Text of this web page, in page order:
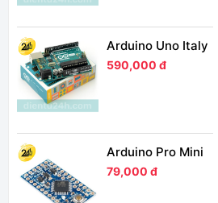
Arduino Uno Italy
590,000 đ
Arduino Pro Mini
79,000 đ